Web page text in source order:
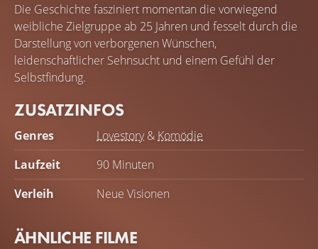
Die Geschichte fasziniert momentan die vorwiegend
weibliche Zielgruppe ab 25 Jahren und fesselt durch die
Darstellung von verborgenen Wünschen,
leidenschaftlicher Sehnsucht und einem Gefühl der
Selbstfindung.
ZUSATZINFOS
Genres Lovestory& Komödie
Laufzeit
90 Minuten
Verleih
Neue Visionen
ÄHNLICHE FILME